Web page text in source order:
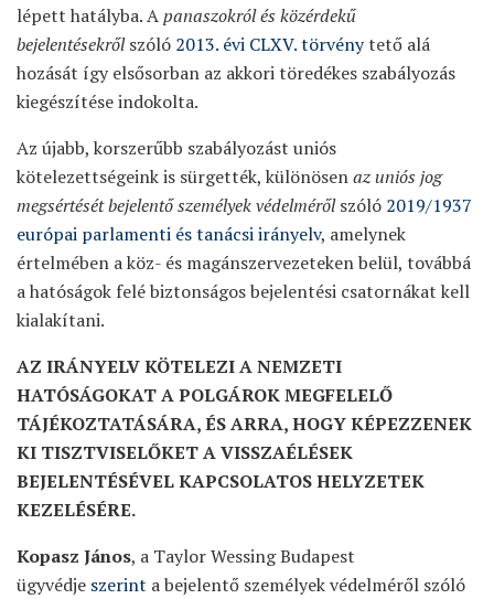
lépett hatályba. Apanaszokról és közérdekű
bejelentésekrőlszóló 2013. évi CLXV. törvénytető alá
hozását így elsősorban az akkori töredékes szabályozás
kiegészítése indokolta.
Az újabb, korszerűbb szabályozást uniós
kötelezettségeink is sürgették, különösenaz uniós jog
megsértését bejelentő személyek védelmérőlszóló 2019/1937
európai parlamenti és tanácsi irányelv, amelynek
értelmében a köz- és magánszervezeteken belül, továbbá
a hatóságok felé biztonságos bejelentési csatornákat kell
kialakítani.
AZ IRÁNYELV KÖTELEZI A NEMZETI
HATÓSÁGOKAT A POLGÁROK MEGFELELŐ
TÁJÉKOZTATÁSÁRA, ÉS ARRA, HOGY KÉPEZZENEK
KI TISZTVISELŐKET A VISSZAÉLÉSEK
BEJELENTÉSÉVEL KAPCSOLATOS HELYZETEK
KEZELÉSÉRE.
Kopasz János, a Taylor Wessing Budapest
ügyvédje szerint a bejelentő személyek védelméről szóló